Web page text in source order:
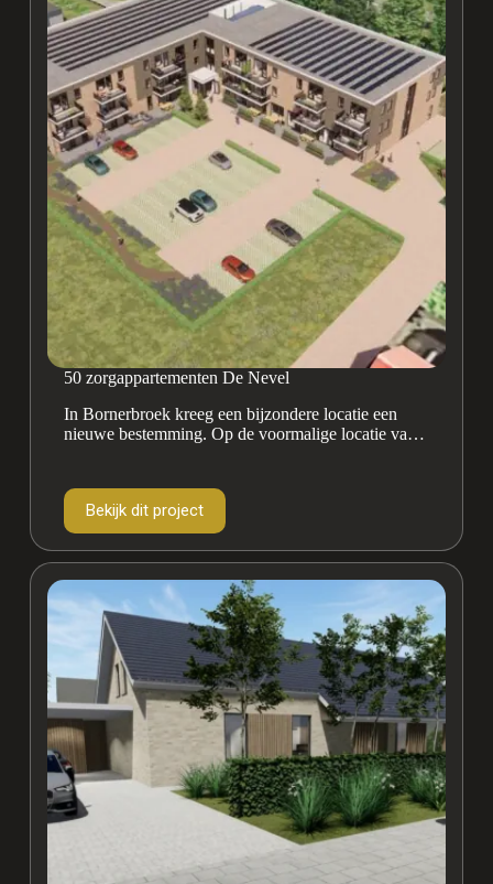
50 zorgappartementen De Nevel
In Bornerbroek kreeg een bijzondere locatie een
nieuwe bestemming. Op de voormalige locatie van
starterswoningen.
Bekijk dit project
50
zorgappartementen
De
Nevel